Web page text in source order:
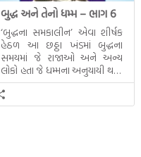
બુદ્ધ અને તેનો ધમ્મ – ભાગ 6
‘બુદ્ધના સમકાલીન’ એવા શીર્ષક
હેઠળ આ છઠ્ઠા ખંડમાં બુદ્ધના
સમયમાં જે રાજાઓ અને અન્ય
લોકો હતા જે ધમ્મના અનુયાયી થયા.
તેમનો અને બુદ્ધ વચ્ચે થયેલો
સત્સંગ વીશે જાણકારી મળે છે.